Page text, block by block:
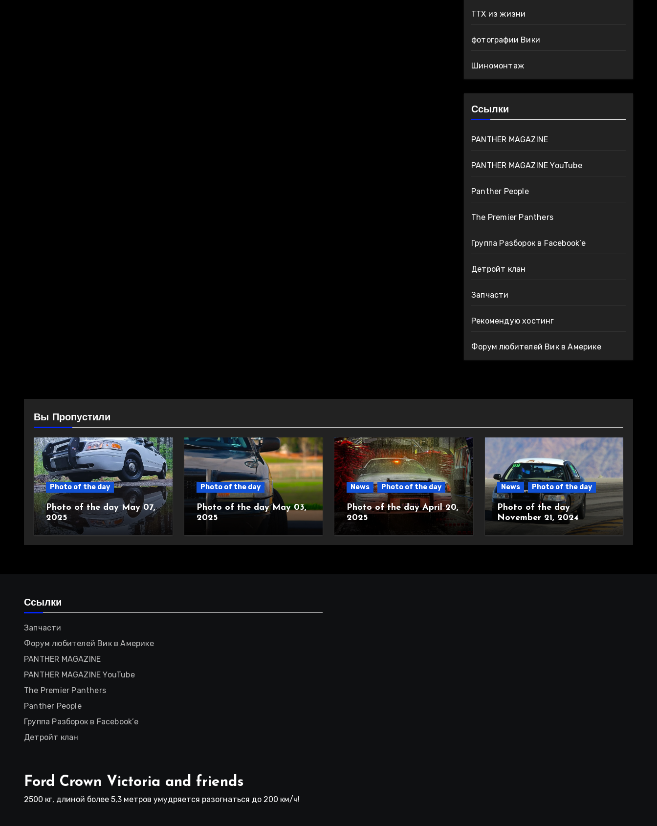
ТТХ из жизни
фотографии Вики
Шиномонтаж
Ссылки
PANTHER MAGAZINE
PANTHER MAGAZINE YouTube
Panther People
The Premier Panthers
Группа Разборок в Facebook’е
Детройт клан
Запчасти
Рекомендую хостинг
Форум любителей Вик в Америке
Вы Пропустили
Photo of the day
Photo of the day May 07,
2025
Photo of the day
Photo of the day May 03,
2025
News Photo of the day
Photo of the day April 20,
2025
News Photo of the day
Photo of the day
November 21, 2024
Ссылки
Запчасти
Форум любителей Вик в Америке
PANTHER MAGAZINE
PANTHER MAGAZINE YouTube
The Premier Panthers
Panther People
Группа Разборок в Facebook’е
Детройт клан
Ford Crown Victoria and friends
2500 кг, длиной более 5,3 метров умудряется разогнаться до 200 км/ч!